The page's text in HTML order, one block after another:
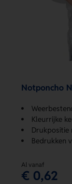
Notponcho
Kleurrijke
Drukpositie
Bedrukken
Al vanaf
€ 0,62